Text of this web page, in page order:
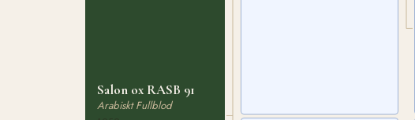
Salon ox RASB 91
Arabiskt Fullblod